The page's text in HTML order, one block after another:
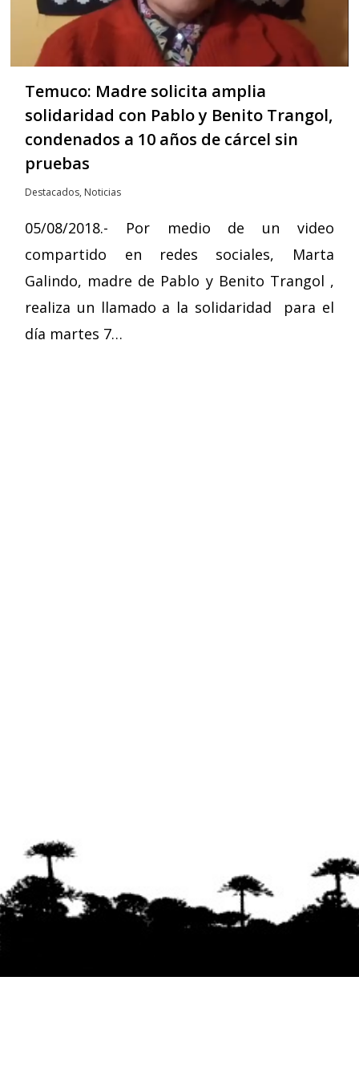
Temuco: Madre solicita amplia
solidaridad con Pablo y Benito Trangol,
condenados a 10 años de cárcel sin
pruebas
Destacados, Noticias
05/08/2018.- Por medio de un video
compartido en redes sociales, Marta
Galindo, madre de Pablo y Benito Trangol ,
realiza un llamado a la solidaridad para el
día martes 7…